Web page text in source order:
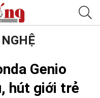
Genio
hút giới trẻ